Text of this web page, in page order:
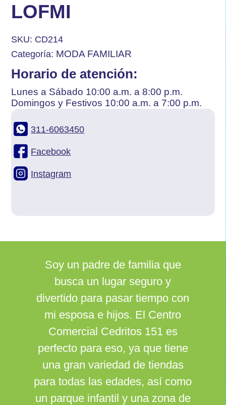
LOFMI
SKU: CD214
Categoría: MODA FAMILIAR
Horario de atención:
Lunes a Sábado 10:00 a.m. a 8:00 p.m.
Domingos y Festivos 10:00 a.m. a 7:00 p.m.
311-6063450
Facebook
Instagram
Soy un padre de familia que
busca un lugar seguro y
divertido para pasar tiempo con
mi esposa e hijos. El Centro
Comercial Cedritos 151 es
perfecto para eso, ya que tiene
una gran variedad de tiendas
para todas las edades, así como
un parque infantil y una zona de